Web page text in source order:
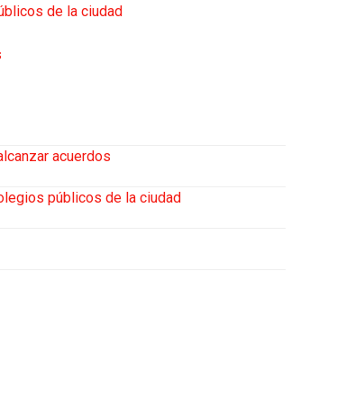
de la ciudad
acuerdos
públicos de la ciudad